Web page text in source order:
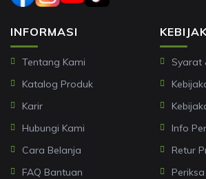
INFORMASI
Tentang Kami
Katalog Produk
Karir
Hubungi Kami
Cara Belanja
FAQ Bantuan
Syarat
Info
Retur